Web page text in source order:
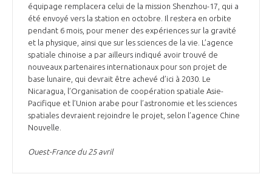
équipage remplacera celui de la mission Shenzhou-17, qui a
été envoyé vers la station en octobre. Il restera en orbite
pendant 6 mois, pour mener des expériences sur la gravité
et la physique, ainsi que sur les sciences de la vie. L’agence
spatiale chinoise a par ailleurs indiqué avoir trouvé de
nouveaux partenaires internationaux pour son projet de
base lunaire, qui devrait être achevé d’ici à 2030. Le
Nicaragua, l’Organisation de coopération spatiale Asie-
Pacifique et l’Union arabe pour l’astronomie et les sciences
spatiales devraient rejoindre le projet, selon l’agence Chine
Nouvelle.
Ouest-France du 25 avril